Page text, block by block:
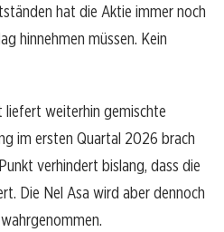
hat die Aktie immer noch
hinnehmen müssen. Kein
weiterhin gemischte
im ersten Quartal 2026 brach
verhindert bislang, dass die
Die Nel Asa wird aber dennoch